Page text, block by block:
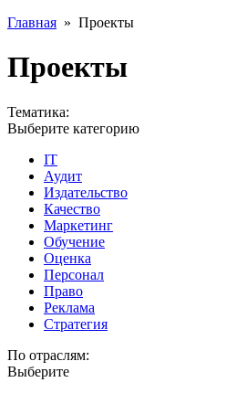
Главная » Проекты
Проекты
Тематика:
Выберите категорию
IT
Аудит
Издательство
Качество
Маркетинг
Обучение
Оценка
Персонал
Право
Реклама
Стратегия
По отраслям:
Выберите